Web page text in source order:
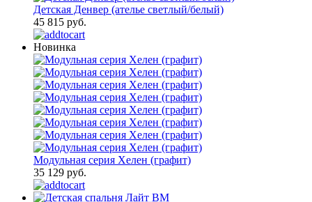
Детская Денвер (ателье светлый/белый)
45 815 руб.
Новинка
Модульная серия Хелен (графит)
35 129 руб.